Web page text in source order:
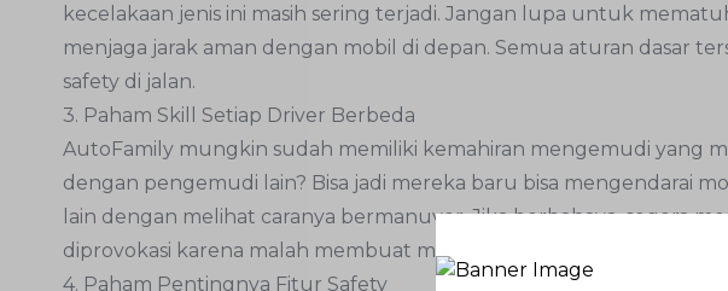
kecelakaan jenis ini masih sering terjadi. Jangan lupa untuk
menjaga jarak aman dengan mobil di depan. Semua aturan dasar
safety di jalan.
3. Paham Skill Setiap Driver Berbeda
AutoFamily mungkin sudah memiliki kemahiran mengemudi yang
dengan pengemudi lain? Bisa jadi mereka baru bisa mengendarai
lain dengan melihat caranya bermanuver. Jika berbahaya, segera
diprovokasi karena malah membuat mereka panik dan salah
4. Paham Pentingnya Fitur Safety